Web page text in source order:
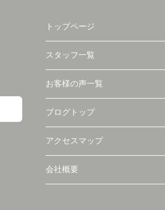
トップページ
スタッフ一覧
お客様の声一覧
ブログトップ
アクセスマップ
会社概要